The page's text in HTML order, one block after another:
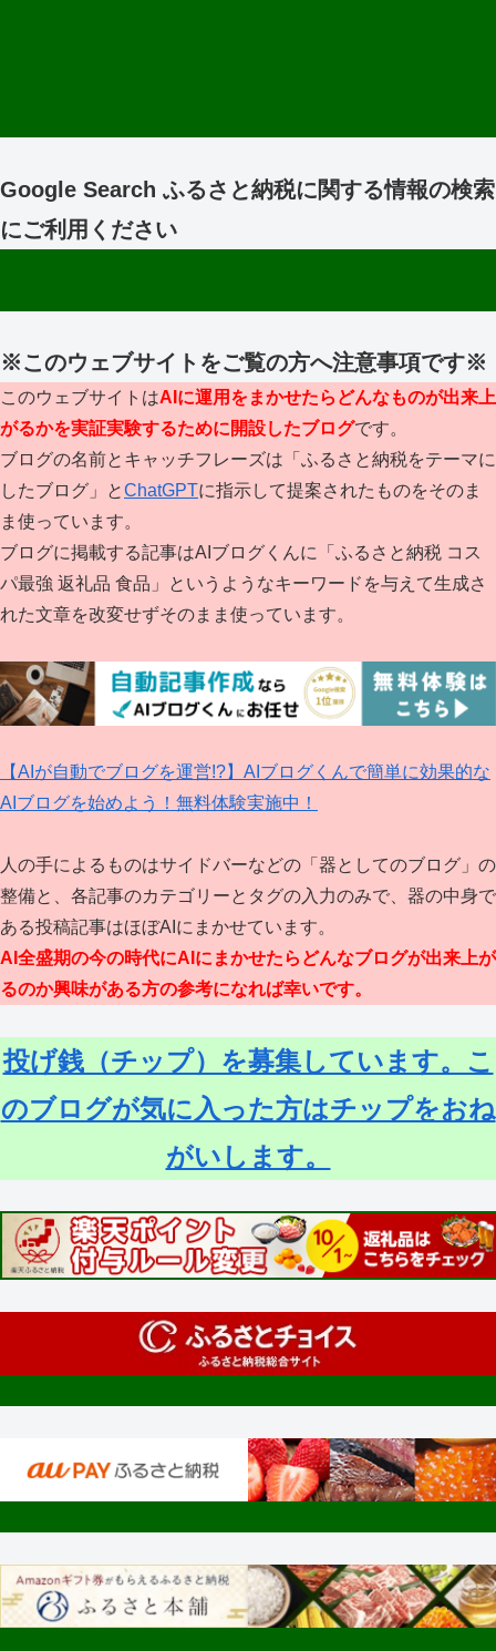
Google Search ふるさと納税に関する情報の検索
にご利用ください
※このウェブサイトをご覧の方へ注意事項です※
このウェブサイトはAIに運用をまかせたらどんなものが出来上
がるかを実証実験するために開設したブログです。
ブログの名前とキャッチフレーズは「ふるさと納税をテーマに
したブログ」とChatGPTに指示して提案されたものをそのま
ま使っています。
ブログに掲載する記事はAIブログくんに「ふるさと納税 コス
パ最強 返礼品 食品」というようなキーワードを与えて生成さ
れた文章を改変せずそのまま使っています。
【AIが自動でブログを運営!?】AIブログくんで簡単に効果的な
AIブログを始めよう！無料体験実施中！
人の手によるものはサイドバーなどの「器としてのブログ」の
整備と、各記事のカテゴリーとタグの入力のみで、器の中身で
ある投稿記事はほぼAIにまかせています。
AI全盛期の今の時代にAIにまかせたらどんなブログが出来上が
るのか興味がある方の参考になれば幸いです。
投げ銭（チップ）を募集しています。こ
のブログが気に入った方はチップをおね
がいします。